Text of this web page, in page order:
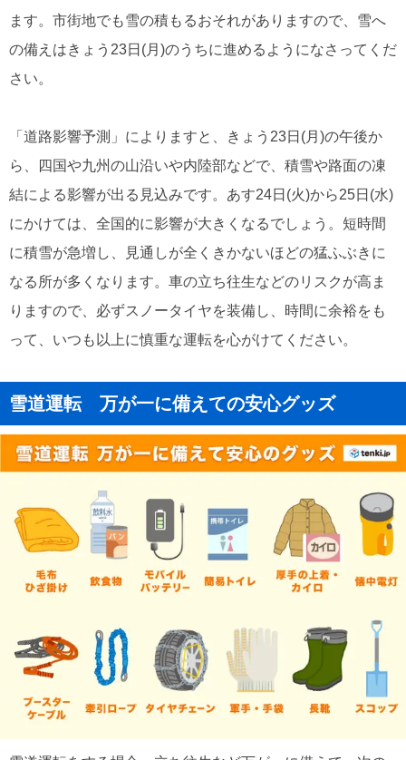
ます。市街地でも雪の積もるおそれがありますので、雪へ
の備えはきょう23日(月)のうちに進めるようになさってくだ
さい。
「道路影響予測」によりますと、きょう23日(月)の午後か
ら、四国や九州の山沿いや内陸部などで、積雪や路面の凍
結による影響が出る見込みです。あす24日(火)から25日(水)
にかけては、全国的に影響が大きくなるでしょう。短時間
に積雪が急増し、見通しが全くきかないほどの猛ふぶきに
なる所が多くなります。車の立ち往生などのリスクが高ま
りますので、必ずスノータイヤを装備し、時間に余裕をも
って、いつも以上に慎重な運転を心がけてください。
雪道運転 万が一に備えての安心グッズ